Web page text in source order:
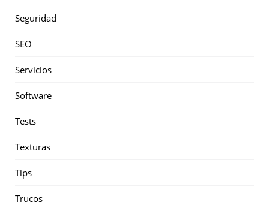
Seguridad
SEO
Servicios
Software
Tests
Texturas
Tips
Trucos